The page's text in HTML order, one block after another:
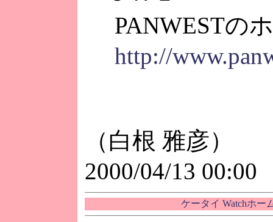
PANWESTの
http://
（白根 雅彦）
2000/04/13 00:00
ケータイ Watchホー